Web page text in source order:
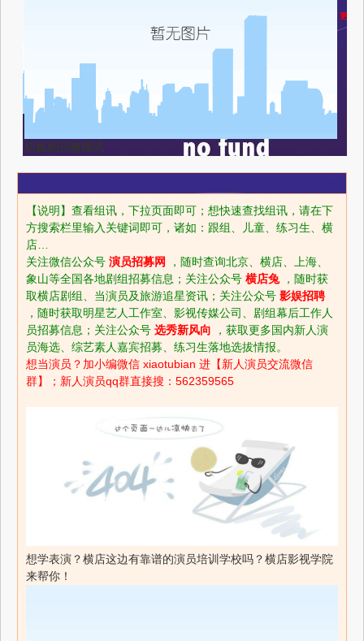
影视幕后招聘
更多
切换到完整模式
【说明】查看组讯，下拉页面即可；想快速查找组讯，请在下
方搜索栏里输入关键词即可，诸如：跟组、儿童、练习生、横
店…
关注微信公众号 演员招募网
，随时查询北京、横店、上海、
象山等全国各地剧组招募信息；关注公众号 横店兔，随时获
取横店剧组、当演员及旅游追星资讯；关注公众号 影娱招聘
，随时获取明星艺人工作室、影视传媒公司、剧组幕后工作人
员招募信息；关注公众号 选秀新风向 ，获取更多国内新人演
员海选、综艺素人嘉宾招募、练习生落地选拔情报。
想当演员？加小编微信 xiaotubian 进【新人演员交流微信
群】；新人演员qq群直接搜：562359565
想学表演？横店这边有靠谱的演员培训学校吗？横店影视学院
来帮你！